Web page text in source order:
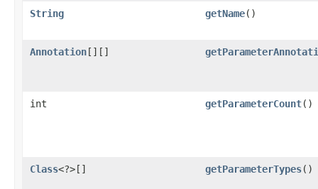
String getName()
Annotation[][]
int getParameterCount()
Class<?>[] getParameterTypes()